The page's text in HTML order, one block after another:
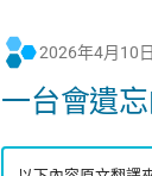
2026年4月10日
一台會遺